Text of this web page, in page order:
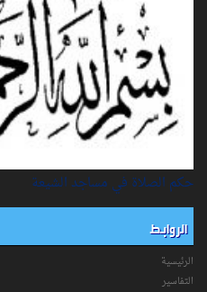
حكم الصلاة في مساجد الشيعة
الروابط
الرئيسية
التفاسیر